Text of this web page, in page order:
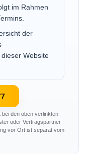
im Rahmen
der
Website
den oben verlinkten
oder Vertragspartner
vor Ort ist separat vom